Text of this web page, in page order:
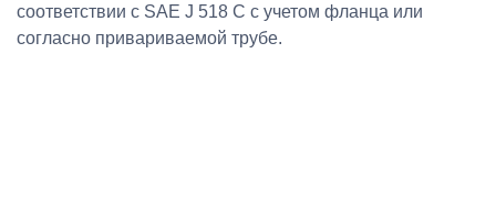
соответствии с SAE J 518 C с учетом фланца или
согласно привариваемой трубе.